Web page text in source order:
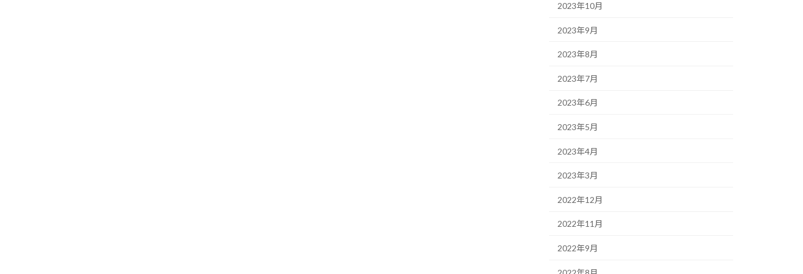
2023年10月
2023年9月
2023年8月
2023年7月
2023年6月
2023年5月
2023年4月
2023年3月
2022年12月
2022年11月
2022年9月